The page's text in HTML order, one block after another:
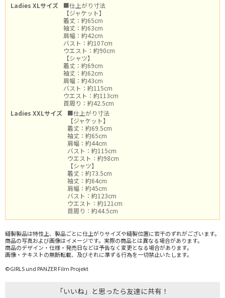
Ladies XLサイズ
■仕上がり寸法
【ジャケット】
着丈：約65cm
袖丈：約63cm
肩幅：約42cm
バスト：約107cm
ウエスト：約90cm
【シャツ】
着丈：約69cm
袖丈：約62cm
肩幅：約43cm
バスト：約115cm
ウエスト：約113cm
首周り：約42.5cm
Ladies XXLサイズ
■仕上がり寸法
【ジャケット】
着丈：約69.5cm
袖丈：約65cm
肩幅：約44cm
バスト：約115cm
ウエスト：約98cm
【シャツ】
着丈：約73.5cm
袖丈：約64cm
肩幅：約45cm
バスト：約123cm
ウエスト：約121cm
首周り：約44.5cm
縫製製品は特性上、製品ごとに仕上がりサイズや縫製位置に若干のずれがございます。
商品の写真および画像はイメージです。実際の商品とは異なる場合があります。
商品のデザイン・仕様・発売日などは予告なく変更となる場合があります。
画像・テキストの無断転載、及びそれに準ずる行為を一切禁止いたします。
©GIRLS und PANZER Film Projekt
「いいね」と思ったら友達に共有！